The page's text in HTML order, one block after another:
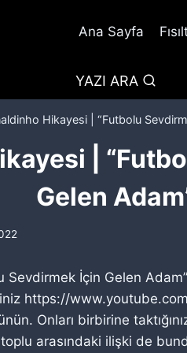
Ana Sayfa
YAZI ARA
Hikayesi | “Futbolu
|
Gelen
İçin Gelen Adam”
https://
Onları birbirine
arasındaki ilişki de